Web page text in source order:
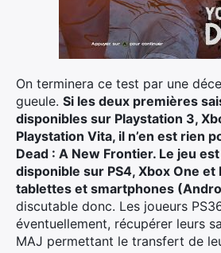
On terminera ce test par une
gueule. Si les deux premières
disponibles sur Playstation 3,
Playstation Vita, il n’en est rien
Dead : A New Frontier. Le jeu
disponible sur PS4, Xbox One et
tablettes et smartphones
discutable donc. Les joueurs
éventuellement, récupérer leurs
MAJ permettant le transfert de